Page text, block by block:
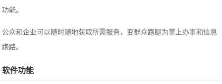
功能。
公众和企业可以随时随地获取所需服务，变群众跑腿为掌上办事和信息
跑路。
软件功能